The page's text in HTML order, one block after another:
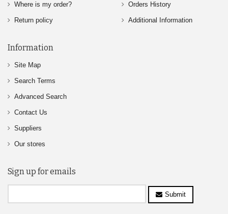
Where is my order?
Return policy
Orders History
Additional Information
Information
Site Map
Search Terms
Advanced Search
Contact Us
Suppliers
Our stores
Sign up for emails
Submit